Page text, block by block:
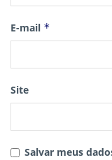
E-mail *
Site
Salvar meus